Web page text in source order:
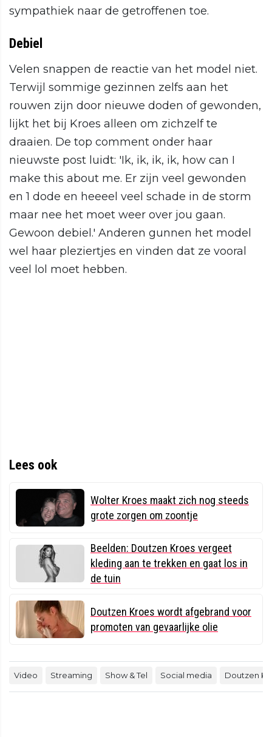
sympathiek naar de getroffenen toe.
Debiel
Velen snappen de reactie van het model niet.
Terwijl sommige gezinnen zelfs aan het
rouwen zijn door nieuwe doden of gewonden,
lijkt het bij Kroes alleen om zichzelf te
draaien. De top comment onder haar
nieuwste post luidt: 'Ik, ik, ik, ik, how can I
make this about me. Er zijn veel gewonden
en 1 dode en heeeel veel schade in de storm
maar nee het moet weer over jou gaan.
Gewoon debiel.' Anderen gunnen het model
wel haar pleziertjes en vinden dat ze vooral
veel lol moet hebben.
Lees ook
Wolter Kroes maakt zich nog steeds
grote zorgen om zoontje
Beelden: Doutzen Kroes vergeet
kleding aan te trekken en gaat los in
de tuin
Doutzen Kroes wordt afgebrand voor
promoten van gevaarlijke olie
Video Streaming Show & Tel Social media Doutzen